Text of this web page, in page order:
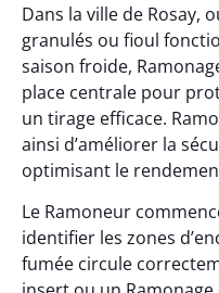
Dans la ville de Rosay,
granulés ou fioul
saison froide,
place centrale pour
un tirage efficace.
ainsi d’améliorer la
optimisant le
Le Ramoneur
identifier les zones
fumée circule